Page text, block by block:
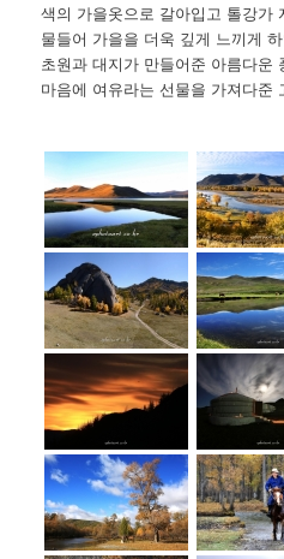
색의 가을옷으로 갈아입고 톨강가
물들어 가을을 더욱 깊게 느끼게
초원과 대지가 만들어준 아름다운
마음에 여유라는 선물을 가져다준